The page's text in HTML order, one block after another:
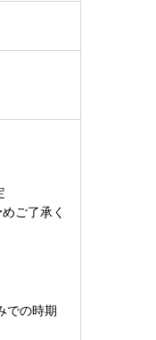
ご了承く
での時期